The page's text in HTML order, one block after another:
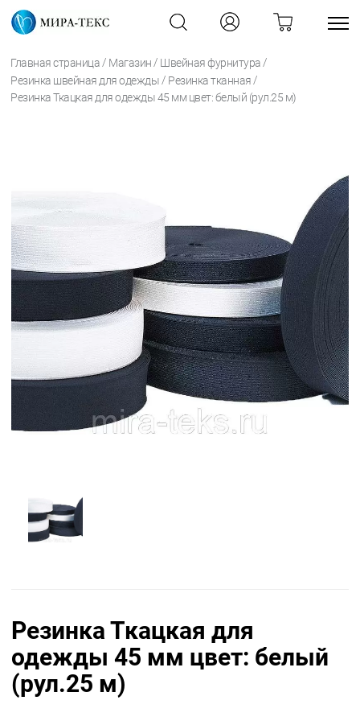
Главная страница / Магазин / Швейная фурнитура /
Резинка швейная для одежды / Резинка тканная /
Резинка Ткацкая для одежды 45 мм цвет: белый (рул.25 м)
Резинка Ткацкая для
одежды 45 мм цвет: белый
(рул.25 м)